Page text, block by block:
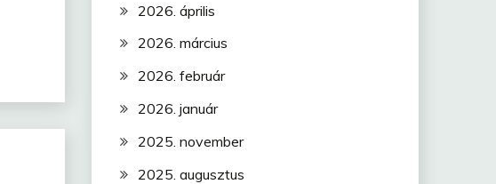
2026. április
2026. március
2026. február
2026. január
2025. november
2025. augusztus